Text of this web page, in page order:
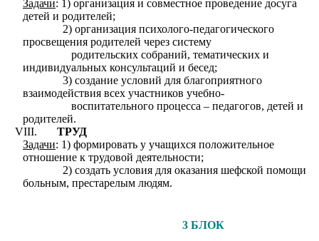
Задачи: 1) организация и совместное проведение досуга
детей и родителей;
2) организация психолого-педагогического
просвещения родителей через систему
родительских собраний, тематических и
индивидуальных консультаций и бесед;
3) создание условий для благоприятного
взаимодействия всех участников учебно-
воспитательного процесса – педагогов, детей и
родителей.
ТРУД
Задачи: 1) формировать у учащихся положительное
отношение к трудовой деятельности;
2) создать условия для оказания шефской помощи
больным, престарелым людям.
3 БЛОК